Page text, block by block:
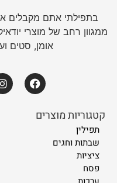
בתפילתי אתם מקבלים
ממגוון רחב של מוצרי
אומן, סטים
קטגוריות מוצרים
תפילין
שבתות וחגים
ציציות
פסח